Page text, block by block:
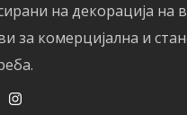
на декорација на
за комерцијална и